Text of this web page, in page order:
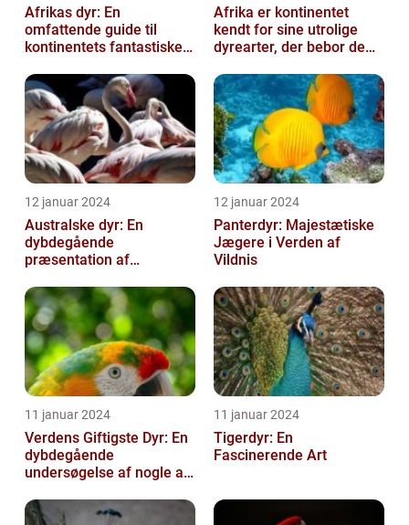
Afrikas dyr: En
omfattende guide til
kontinentets fantastiske
Afrika er kontinentet
kendt for sine utrolige
dyrearter, der bebor de
robuste ...
12 januar 2024
Australske dyr: En
dybdegående
præsentation af
12 januar 2024
Panterdyr: Majestætiske
Jægere i Verden af
Vildnis
11 januar 2024
Verdens Giftigste Dyr: En
dybdegående
undersøgelse af nogle af
dødbringende
11 januar 2024
Tigerdyr: En
Fascinerende Art